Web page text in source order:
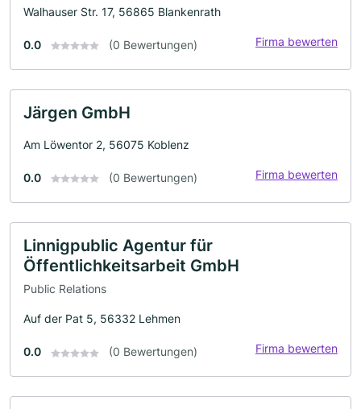
Walhauser Str. 17, 56865 Blankenrath
0.0 (0 Bewertungen) Firma bewerten
Järgen GmbH
Am Löwentor 2, 56075 Koblenz
0.0 (0 Bewertungen) Firma bewerten
Linnigpublic Agentur für
Öffentlichkeitsarbeit GmbH
Public Relations
Auf der Pat 5, 56332 Lehmen
0.0 (0 Bewertungen) Firma bewerten